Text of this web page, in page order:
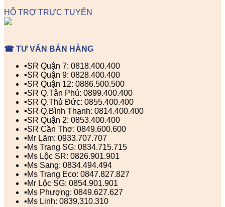
HỖ TRỢ TRỰC TUYẾN
☎ TƯ VẤN BÁN HÀNG
▪️SR Quận 7: 0818.400.400
▪️SR Quận 9: 0828.400.400
▪️SR Quận 12: 0886.500.500
▪️SR Q.Tân Phú: 0899.400.400
▪️SR Q.Thủ Đức: 0855.400.400
▪️SR Q.Bình Thạnh: 0814.400.400
▪️SR Quận 2: 0853.400.400
▪️SR Cần Thơ: 0849.600.600
▪️Mr Lãm: 0933.707.707
▪️Ms Trang SG: 0834.715.715
▪️Ms Lộc SR: 0826.901.901
▪️Ms Sang: 0834.494.494
▪️Ms Trang Eco: 0847.827.827
▪️Mr Lộc SG: 0854.901.901
▪️Ms Phượng: 0849.627.627
▪️Ms Linh: 0839.310.310